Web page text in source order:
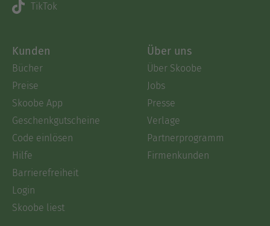
TikTok
Kunden
Bücher
Preise
Skoobe App
Geschenkgutscheine
Code einlösen
Hilfe
Barrierefreiheit
Login
Skoobe liest
Über uns
Über Skoobe
Jobs
Presse
Verlage
Partnerprogramm
Firmenkunden